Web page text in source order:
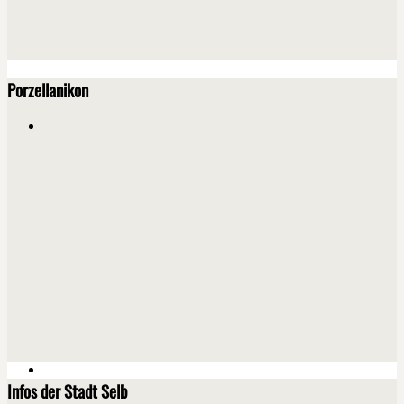
Porzellanikon
Infos der Stadt Selb